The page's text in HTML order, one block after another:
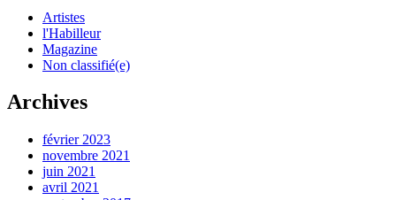
Artistes
l'Habilleur
Magazine
Non classifié(e)
Archives
février 2023
novembre 2021
juin 2021
avril 2021